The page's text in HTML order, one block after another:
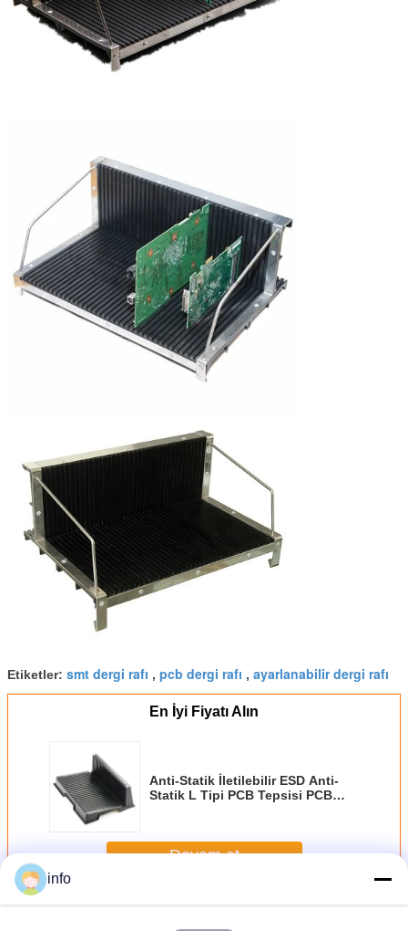
Etiketler: smt dergi rafı , pcb dergi rafı , ayarlanabilir dergi rafı
En İyi Fiyatı Alın
Anti-Statik İletilebilir ESD Anti-
Statik L Tipi PCB Tepsisi PCB
Devam et
DahaESD Dergi Rafı
info